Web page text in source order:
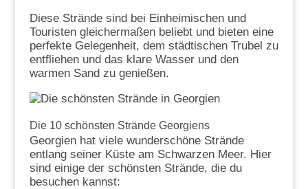
Diese Strände sind bei Einheimischen und
Touristen gleichermaßen beliebt und bieten eine
perfekte Gelegenheit, dem städtischen Trubel zu
entfliehen und das klare Wasser und den
warmen Sand zu genießen.
Die 10 schönsten Strände Georgiens
Georgien hat viele wunderschöne Strände
entlang seiner Küste am Schwarzen Meer. Hier
sind einige der schönsten Strände, die du
besuchen kannst: